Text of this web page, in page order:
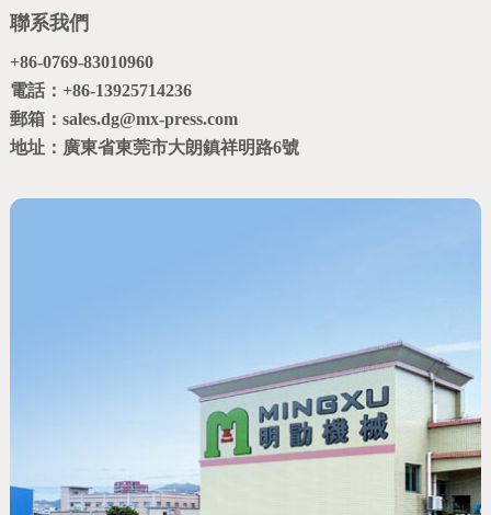
毫
釐
聯系我們
+86-0769-83010960
電話：+86-13925714236
郵箱：sales.dg@mx-press.com
地址：廣東省東莞市大朗鎮祥明路6號